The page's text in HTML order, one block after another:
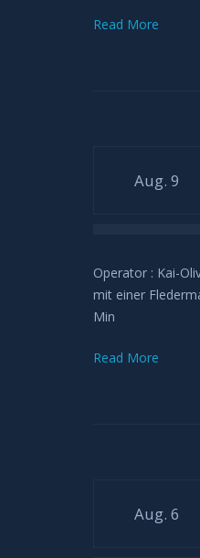
Read More
Aug. 9
Operator : Kai-
mit einer
Min
Read More
Aug. 6